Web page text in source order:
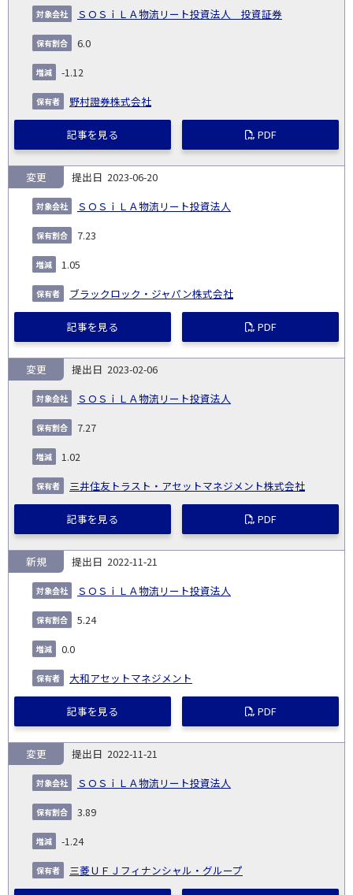
ＳＯＳｉＬＡ物流リート投資法人 投資証券
6.0
-1.12
野村證券株式会社
記事を見る PDF
2023-06-20
ＳＯＳｉＬＡ物流リート投資法人
変更
7.23
1.05
ブラックロック・ジャパン株式会社
記事を見る PDF
2023-02-06
ＳＯＳｉＬＡ物流リート投資法人
変更
7.27
1.02
三井住友トラスト・アセットマネジメント株式会社
記事を見る PDF
2022-11-21
ＳＯＳｉＬＡ物流リート投資法人
新規
5.24
0.0
大和アセットマネジメント
記事を見る PDF
2022-11-21
ＳＯＳｉＬＡ物流リート投資法人
変更
3.89
-1.24
三菱ＵＦＪフィナンシャル・グループ